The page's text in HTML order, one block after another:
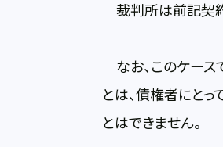
裁判所は前記契
なお、このケース
とは、債権者にと
とはできません。